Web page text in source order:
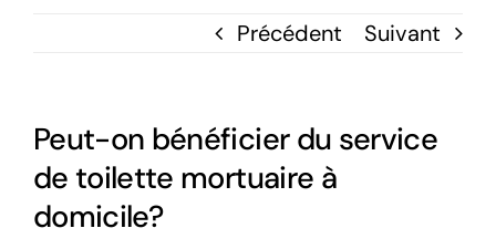
Précédent Suivant
Peut-on bénéficier du service
de toilette mortuaire à
domicile?